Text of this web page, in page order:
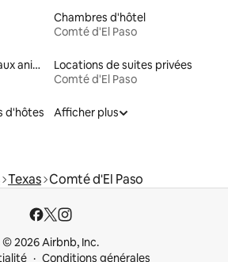
Chambres d'hôtel
Comté d'El Paso
Locations adaptées aux animaux
Locations de suites privées
Comté d'El Paso
d'hôtes
Afficher plus
Texas Comté d'El Paso
© 2026 Airbnb, Inc.
Conditions générales